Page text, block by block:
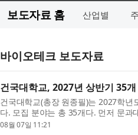
보도자료 홈 산업별
바이오테크 보도자료
건국대학교, 2027년 상반기 35
건국대학교(총장 원종필)는 2027학
다. 모집 분야는 총 35개다. 먼저 문
분야 신임 교원을 초빙하며, 문화콘텐
08월 07일 11:21